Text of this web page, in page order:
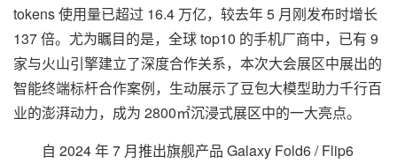
tokens 使用量已超过 16.4 万亿，较去年 5 月刚发布时增长
137 倍。尤为瞩目的是，全球 top10 的手机厂商中，已有 9
家与火山引擎建立了深度合作关系，本次大会展区中展出的
智能终端标杆合作案例，生动展示了豆包大模型助力千行百
业的澎湃动力，成为 2800㎡沉浸式展区中的一大亮点。
自 2024 年 7 月推出旗舰产品 Galaxy Fold6 / Flip6